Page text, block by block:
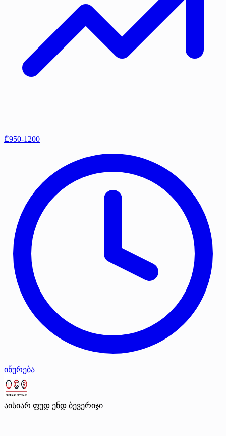
₾950-1200
იწურება
აისიარ ფუდ ენდ ბევერიჯი